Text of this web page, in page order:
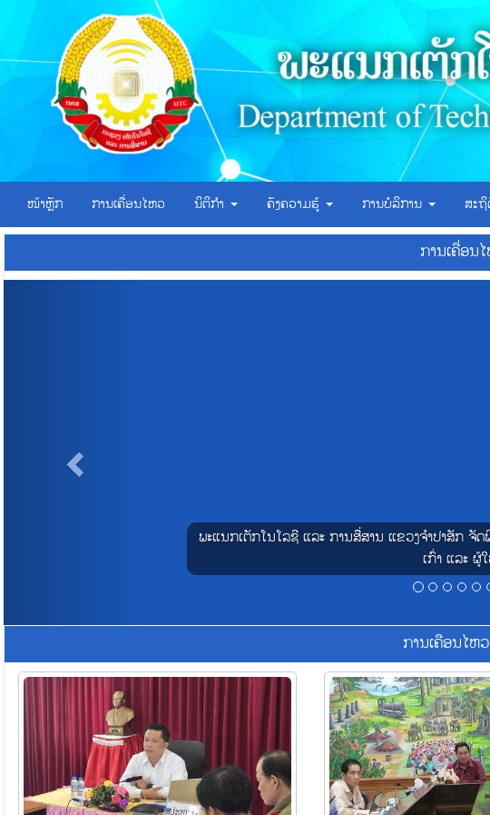
ໜ້າຫຼັກ ການເຄື່ອນໄຫວ ນິຕິກຳ ຄັງຄວາມຮູ້ ການບໍລິການ ສະ
ການເຄື່ອນ
ພະແນກເຕັກໂນໂລຊີ ແລະ ການສື່ສານ ແຂວງຈໍາປາສັກ
ເກົ່າ ແລະ ຜູ້
ການເຄືອນໄຫ